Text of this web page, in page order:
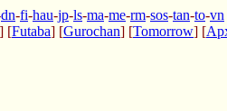
dn-fi-hau-jp-ls-ma-me-rm-sos-tan-to-vn
] [Futaba] [Gurochan] [Tomorrow] [